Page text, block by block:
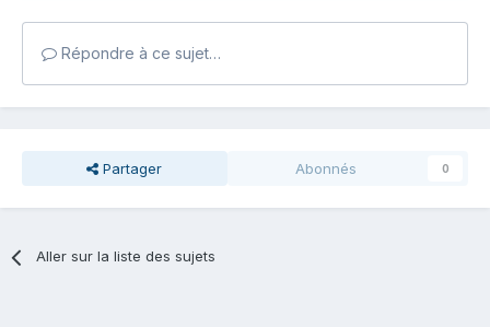
Répondre à ce sujet…
Partager Abonnés 0
Aller sur la liste des sujets